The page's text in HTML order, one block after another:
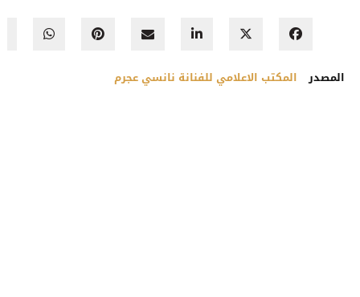
المصدر المكتب الاعلامي للفنانة نانسي عجرم